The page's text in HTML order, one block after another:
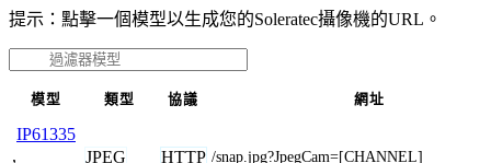
提示：點擊一個模型以生成您的Soleratec攝像機的URL。
模型 類型 協議 網址
IP61335
,
JPEG HTTP /snap.jpg?JpegCam=[CHANNEL]